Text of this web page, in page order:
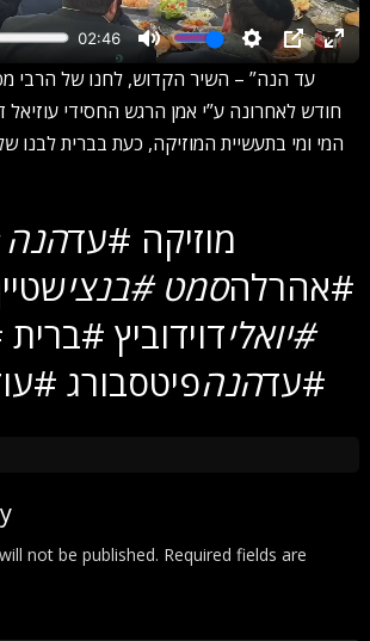
חודש לאחרונה ע”י אמן הרגש החסידי
המי ומי בתעשיית המוזיקה, כעת בברית לבנו
מוזיקה #עד
#אהרלהסמט #בנצי
#יואלידוידוביץ
#עדהנהפיטסבורג
not be published. Required fields are